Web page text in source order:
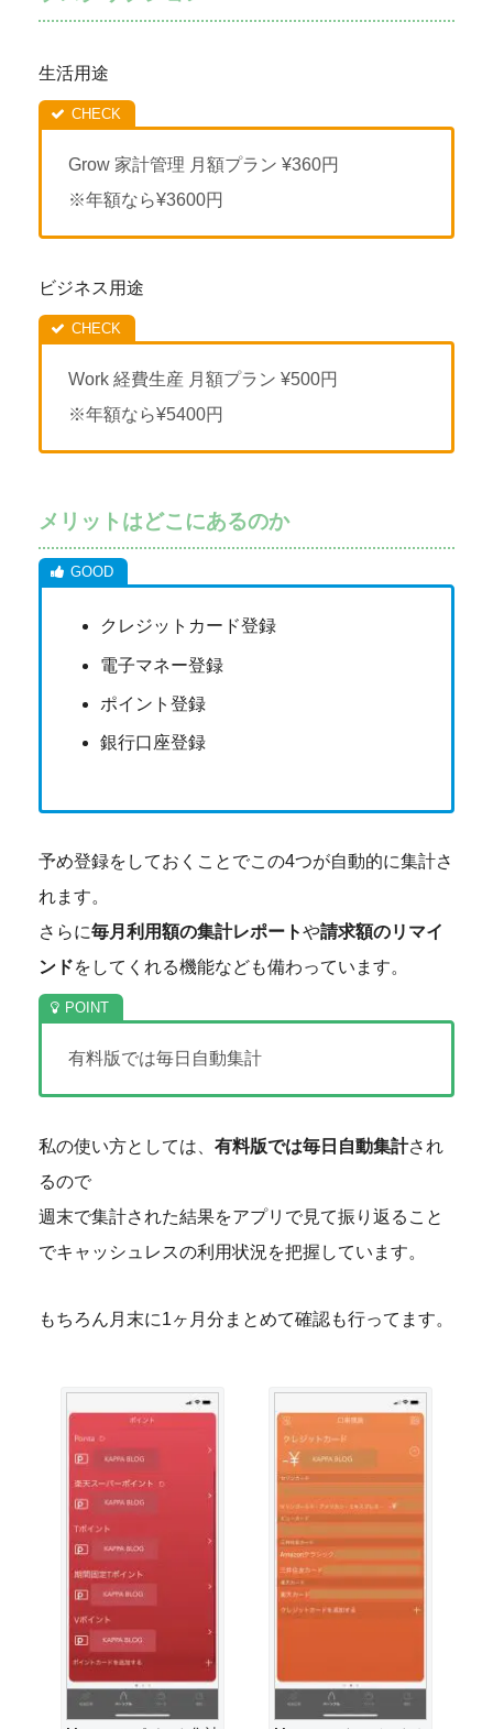
生活用途
Grow 家計管理 月額プラン ¥360円
※年額なら¥3600円
ビジネス用途
Work 経費生産 月額プラン ¥500円
※年額なら¥5400円
メリットはどこにあるのか
クレジットカード登録
電子マネー登録
ポイント登録
銀行口座登録
予め登録をしておくことでこの4つが自動的に集計さ
れます。
さらに毎月利用額の集計レポートや請求額のリマイ
ンドをしてくれる機能なども備わっています。
有料版では毎日自動集計
私の使い方としては、有料版では毎日自動集計され
るので
週末で集計された結果をアプリで見て振り返ること
でキャッシュレスの利用状況を把握しています。
もちろん月末に1ヶ月分まとめて確認も行ってます。